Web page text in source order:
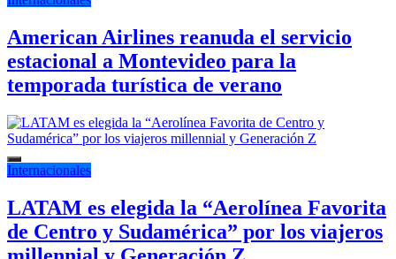
American Airlines reanuda el servicio
estacional a Montevideo para la
temporada turística de verano
Internacionales
LATAM es elegida la “Aerolínea Favorita
de Centro y Sudamérica” por los viajeros